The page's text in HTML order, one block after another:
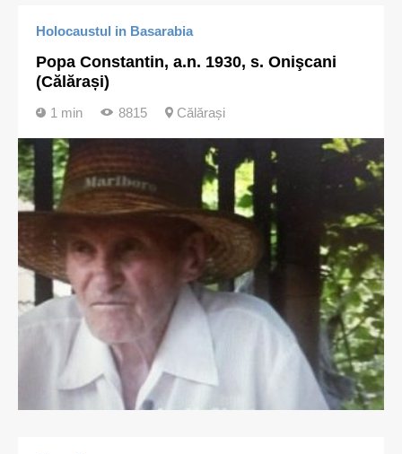
Holocaustul in Basarabia
Popa Constantin, a.n. 1930, s. Onişcani
(Călărași)
1 min 8815 Călărași